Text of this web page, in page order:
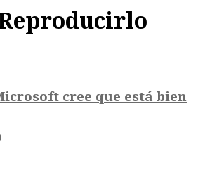
cree que está bien